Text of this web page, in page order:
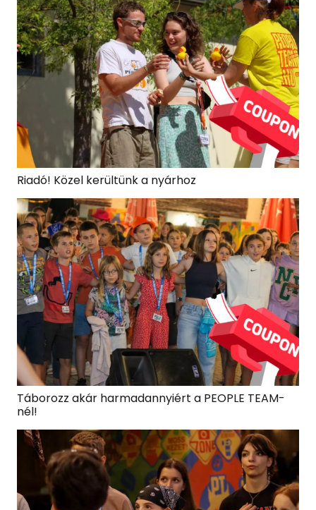
Riadó! Közel kerültünk a nyárhoz
Táborozz akár harmadannyiért a PEOPLE TEAM-
nél!